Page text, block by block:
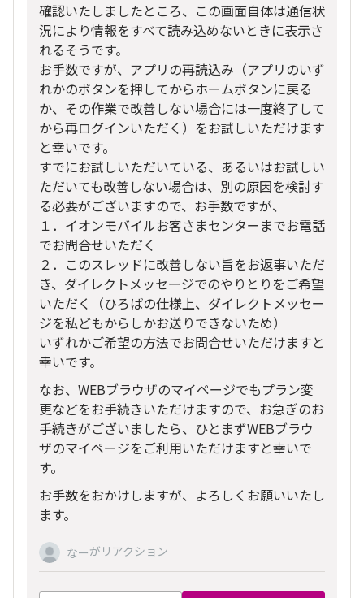
確認いたしましたところ、この画面自体は通信状
況により情報をすべて読み込めないときに表示さ
れるそうです。
お手数ですが、アプリの再読込み（アプリのいず
れかのボタンを押してからホームボタンに戻る
か、その作業で改善しない場合には一度終了して
から再ログインいただく）をお試しいただけます
と幸いです。
すでにお試しいただいている、あるいはお試しい
ただいても改善しない場合は、別の原因を検討す
る必要がございますので、お手数ですが、
１．イオンモバイルお客さまセンターまでお電話
でお問合せいただく
２．このスレッドに改善しない旨をお返事いただ
き、ダイレクトメッセージでのやりとりをご希望
いただく（ひろばの仕様上、ダイレクトメッセー
ジを私どもからしかお送りできないため）
いずれかご希望の方法でお問合せいただけますと
幸いです。
なお、WEBブラウザのマイページでもプラン変
更などをお手続きいただけますので、お急ぎのお
手続きがございましたら、ひとまずWEBブラウ
ザのマイページをご利用いただけますと幸いで
す。
お手数をおかけしますが、よろしくお願いいたし
ます。
なーがリアクション